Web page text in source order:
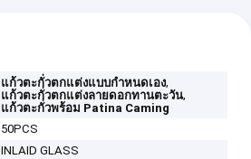
แก้วตะกั่วตกแต่งแบบกำหนดเอง,
แก้วตะกั่วตกแต่งลายดอกทานตะวัน,
แก้วตะกั่วพร้อม Patina Caming
50PCS
INLAID GLASS